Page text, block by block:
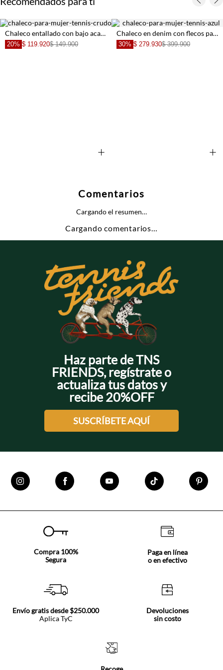
+
Chaleco entallado con bajo acampanado blanco para mujer
20% $ 119.920$ 149.900
+
Chaleco en denim con flecos para mujer
30% $ 279.930$ 399.900
Comentarios
Cargando el resumen…
Cargando comentarios…
Haz parte de TNS
FRIENDS, regístrate o
actualiza tus datos y
recibe 20%OFF
SUSCRÍBETE AQUÍ
Compra 100%
Segura
Paga en línea
o en efectivo
Envío gratis desde $250.000
Aplica TyC
Devoluciones
sin costo